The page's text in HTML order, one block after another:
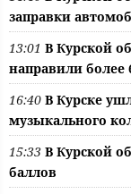
заправки
13:01 В Курской
направили более
16:40 В Курске
музыкального
15:33 В Курской
баллов